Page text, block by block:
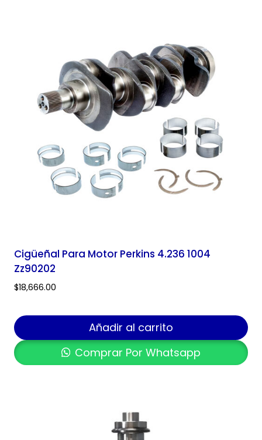
Cigüeñal Para Motor Perkins 4.236 1004
Zz90202
$18,666.00
Añadir al carrito
Comprar Por Whatsapp